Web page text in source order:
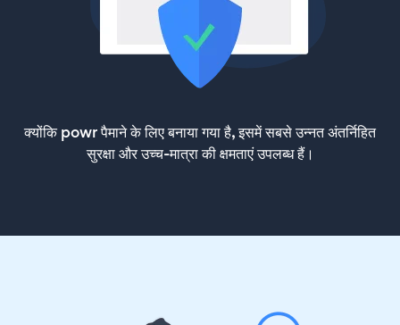
क्योंकि powr पैमाने के लिए बनाया गया है, इसमें सबसे उन्नत अंतर्निहित
सुरक्षा और उच्च-मात्रा की क्षमताएं उपलब्ध हैं।